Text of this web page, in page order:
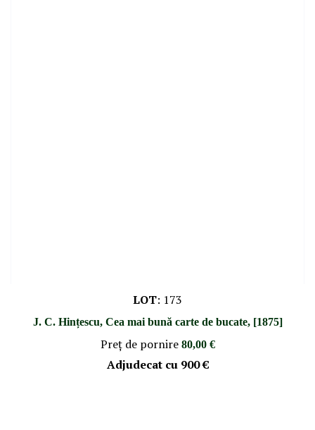
LOT: 173
J. C. Hințescu, Cea mai bună carte de bucate, [1875]
Preţ de pornire 80,00 €
Adjudecat cu 900 €